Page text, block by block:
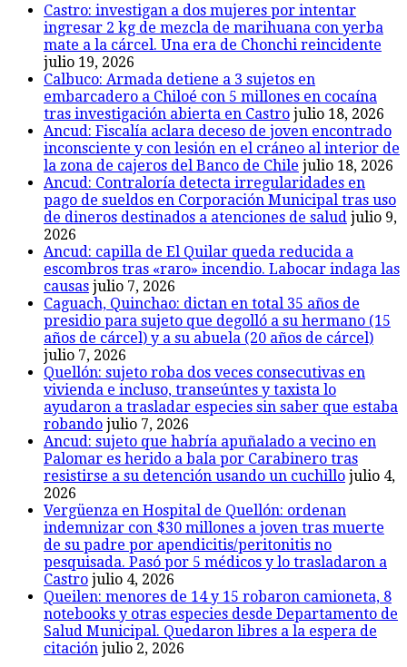
Castro: investigan a dos mujeres por intentar
ingresar 2 kg de mezcla de marihuana con yerba
mate a la cárcel. Una era de Chonchi reincidente
julio 19, 2026
Calbuco: Armada detiene a 3 sujetos en
embarcadero a Chiloé con 5 millones en cocaína
tras investigación abierta en Castro julio 18, 2026
Ancud: Fiscalía aclara deceso de joven encontrado
inconsciente y con lesión en el cráneo al interior de
la zona de cajeros del Banco de Chile julio 18, 2026
Ancud: Contraloría detecta irregularidades en
pago de sueldos en Corporación Municipal tras uso
de dineros destinados a atenciones de salud julio 9,
2026
Ancud: capilla de El Quilar queda reducida a
escombros tras «raro» incendio. Labocar indaga las
causas julio 7, 2026
Caguach, Quinchao: dictan en total 35 años de
presidio para sujeto que degolló a su hermano (15
años de cárcel) y a su abuela (20 años de cárcel)
julio 7, 2026
Quellón: sujeto roba dos veces consecutivas en
vivienda e incluso, transeúntes y taxista lo
ayudaron a trasladar especies sin saber que estaba
robando julio 7, 2026
Ancud: sujeto que habría apuñalado a vecino en
Palomar es herido a bala por Carabinero tras
resistirse a su detención usando un cuchillo julio 4,
2026
Vergüenza en Hospital de Quellón: ordenan
indemnizar con $30 millones a joven tras muerte
de su padre por apendicitis/peritonitis no
pesquisada. Pasó por 5 médicos y lo trasladaron a
Castro julio 4, 2026
Queilen: menores de 14 y 15 robaron camioneta, 8
notebooks y otras especies desde Departamento de
Salud Municipal. Quedaron libres a la espera de
citación julio 2, 2026